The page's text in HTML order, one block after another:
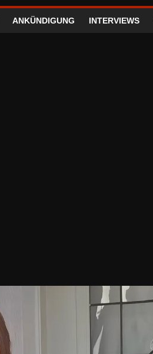
ANKÜNDIGUNG INTERVIEWS